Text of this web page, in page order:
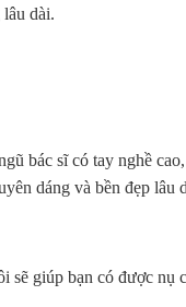
dài.
bác sĩ có tay nghề
dáng và bền đẹp lâu
giúp bạn có được nụ